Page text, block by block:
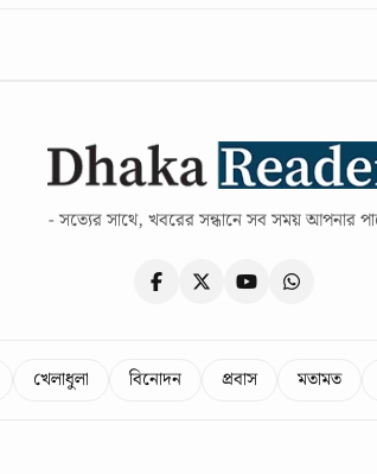
- সত্যের সাথে, খবরের সন্ধানে সব সময় আপনার
খেলাধুলা বিনোদন প্রবাস মতামত